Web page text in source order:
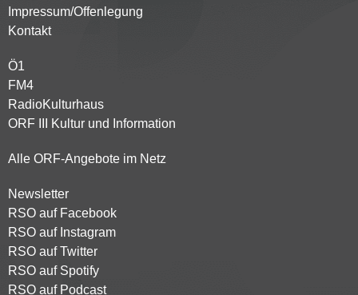
Kontaktmenü
Impressum/Offenlegung
Kontakt
Partnersender
Ö1
FM4
RadioKulturhaus
ORF III Kultur und Information
Alle ORF-Angebote im Netz
Footer
menu
Newsletter
RSO auf Facebook
RSO auf Instagram
RSO auf Twitter
RSO auf Spotify
RSO auf Podcast